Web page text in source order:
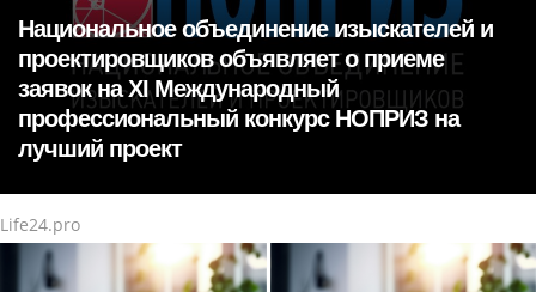
Национальное объединение изыскателей и
проектировщиков объявляет о приеме
заявок на XI Международный
профессиональный конкурс НОПРИЗ на
лучший проект
Life24.pro